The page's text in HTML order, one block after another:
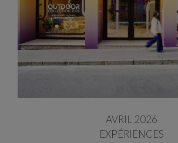
AVRIL 2026
EXPÉRIENCES